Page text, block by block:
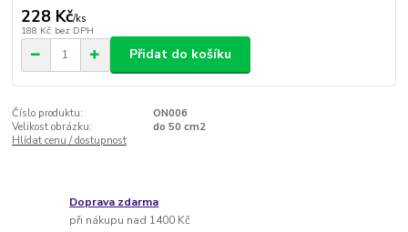
228 Kč/ks
188 Kč bez DPH
Přidat do košíku
Číslo produktu:
ON006
Velikost obrázku:
do 50 cm2
Hlídat cenu / dostupnost
Doprava zdarma
při nákupu nad 1400 Kč